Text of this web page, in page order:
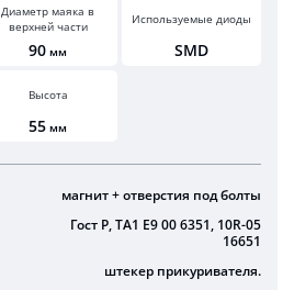
Диаметр маяка в
верхней части
90 мм
Используемые диоды
SMD
Высота
55 мм
магнит + отверстия под болты
Гост Р, TA1 E9 00 6351, 10R-05
16651
штекер прикуривателя.